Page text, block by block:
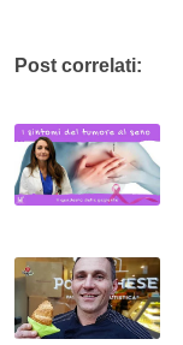
Post correlati: